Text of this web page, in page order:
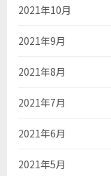
2021年10月
2021年9月
2021年8月
2021年7月
2021年6月
2021年5月